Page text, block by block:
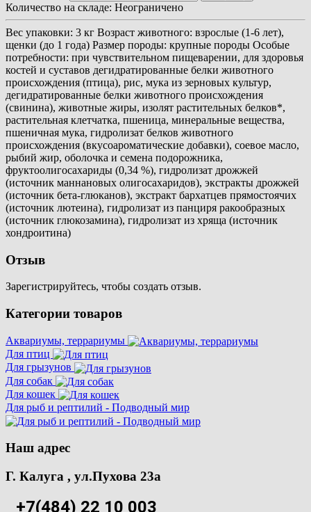
Количество на складе: Неограничено
Вес упаковки: 3 кг Возраст животного: взрослые (1-6 лет),
щенки (до 1 года) Размер породы: крупные породы Особые
потребности: при чувствительном пищеварении, для здоровья
костей и суставов дегидратированные белки животного
происхождения (птица), рис, мука из зерновых культур,
дегидратированные белки животного происхождения
(свинина), животные жиры, изолят растительных белков*,
растительная клетчатка, пшеница, минеральные вещества,
пшеничная мука, гидролизат белков животного
происхождения (вкусоароматические добавки), соевое масло,
рыбий жир, оболочка и семена подорожника,
фруктоолигосахариды (0,34 %), гидролизат дрожжей
(источник мaннановых олигосахаридов), экстракты дрожжей
(источник бета-глюканов), экстракт бархатцев прямостоячих
(источник лютеина), гидролизат из панциря ракообразных
(источник глюкозамина), гидролизат из хряща (источник
хондроитина)
Отзыв
Зарегистрируйтесь, чтобы создать отзыв.
Категории товаров
Аквариумы, террариумы
Для птиц
Для грызунов
Для собак
Для кошек
Для рыб и рептилий - Подводный мир
Наш адрес
Г. Калуга , ул.Пухова 23а
+7(484) 22 10 003